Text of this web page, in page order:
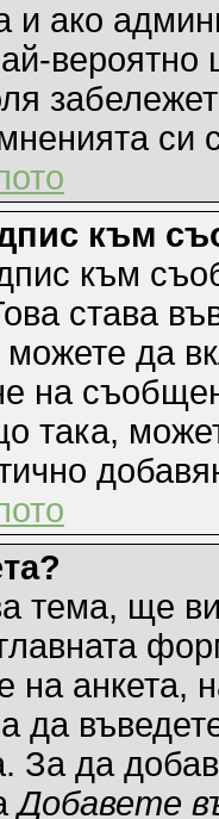
и ако
си
към
към
става
можете да
на
така,
тема, ще
анкета,
да
За да
Добавете